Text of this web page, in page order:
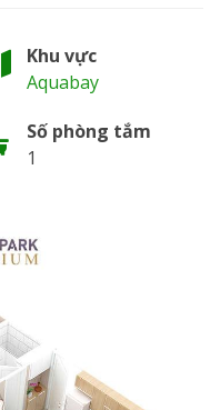
Khu vực
Aquabay
Số phòng tắm
1